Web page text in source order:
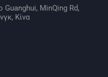
Guanghui, MinQing Rd,
Κίνα